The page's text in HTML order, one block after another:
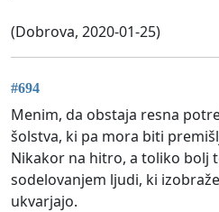
(Dobrova, 2020-01-25)
#694
Menim, da obstaja resna
šolstva, ki pa mora biti
Nikakor na hitro, a toliko bolj
sodelovanjem ljudi, ki
ukvarjajo.